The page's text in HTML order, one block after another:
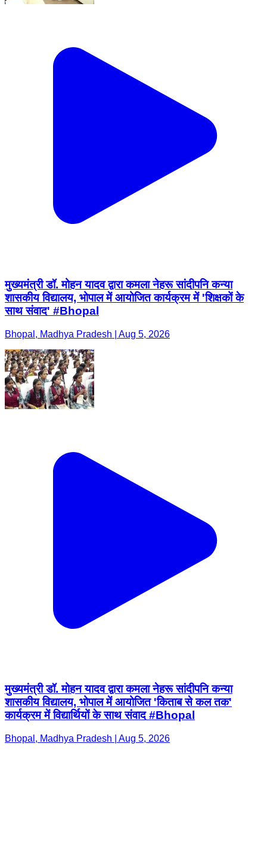
मुख्यमंत्री डॉ. मोहन यादव द्वारा कमला नेहरू सांदीपनि कन्या
मुख्यमंत्री डॉ. मोहन यादव द्वारा कमला नेहरू सांदीपनि कन्या
शासकीय विद्यालय, भोपाल में आयोजित 'किताब से कल तक'